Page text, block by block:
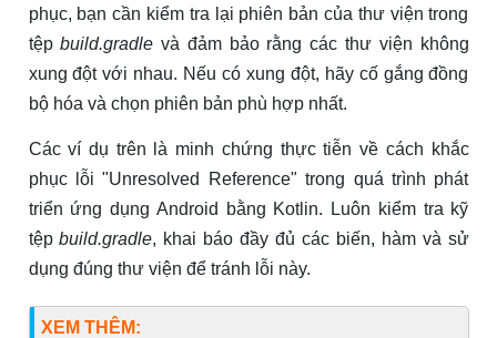
phục, bạn cần kiểm tra lại phiên bản của thư viện trong
tệpbuild.gradle và đảm bảo rằng các thư viện không
xung đột với nhau. Nếu có xung đột, hãy cố gắng đồng
bộ hóa và chọn phiên bản phù hợp nhất.
Các ví dụ trên là minh chứng thực tiễn về cách khắc
phục lỗi "Unresolved Reference" trong quá trình phát
triển ứng dụng Android bằng Kotlin. Luôn kiểm tra kỹ
tệpbuild.gradle, khai báo đầy đủ các biến, hàm và sử
dụng đúng thư viện để tránh lỗi này.
XEM THÊM: